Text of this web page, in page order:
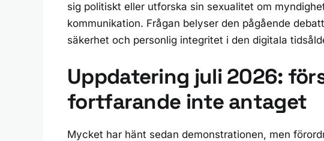
sig politiskt eller utforska sin sexualitet om
kommunikation. Frågan belyser den pågående
säkerhet och personlig integritet i den digitala
Uppdatering juli 2026:
fortfarande inte antaget
Mycket har hänt sedan demonstrationen, men